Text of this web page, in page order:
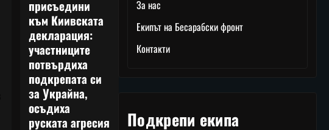
присъедини
към Киивската
декларация:
участниците
потвърдиха
подкрепата си
за Украйна,
осъдиха
руската агресия
За нас
Екипът на Бесарабски фронт
Контакти
Подкрепи екипа